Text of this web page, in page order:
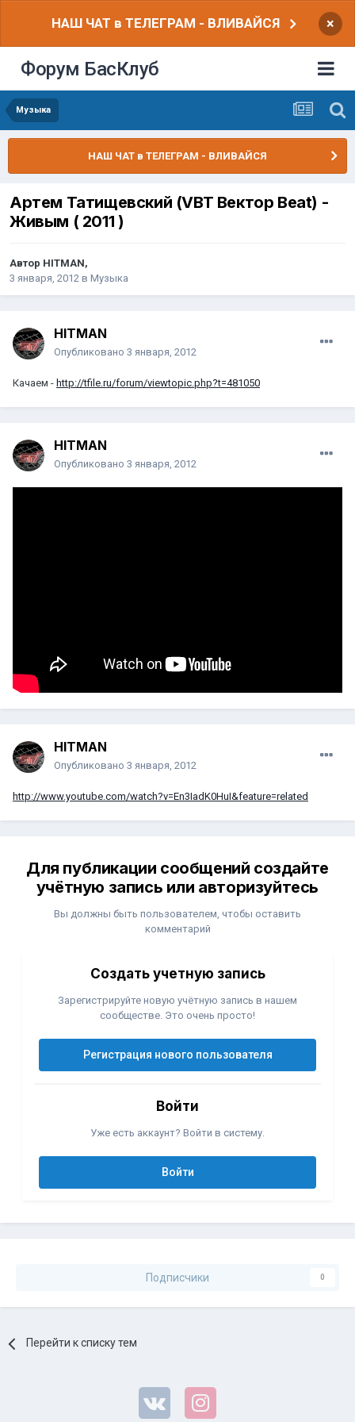
НАШ ЧАТ в ТЕЛЕГРАМ - ВЛИВАЙСЯ ×
Форум БасКлуб
Музыка
НАШ ЧАТ в ТЕЛЕГРАМ - ВЛИВАЙСЯ
Артем Татищевский (VBT Вектор Beat) -
Живым ( 2011 )
Автор HITMAN,
3 января, 2012 в Музыка
HITMAN
Опубликовано 3 января, 2012
Качаем - http://tfile.ru/forum/viewtopic.php?t=481050
HITMAN
Опубликовано 3 января, 2012
HITMAN
Опубликовано 3 января, 2012
http://www.youtube.com/watch?v=En3IadK0HuI&feature=related
Для публикации сообщений создайте
учётную запись или авторизуйтесь
Вы должны быть пользователем, чтобы оставить
комментарий
Создать учетную запись
Зарегистрируйте новую учётную запись в нашем
сообществе. Это очень просто!
Регистрация нового пользователя
Войти
Уже есть аккаунт? Войти в систему.
Войти
Подписчики 0
Перейти к списку тем